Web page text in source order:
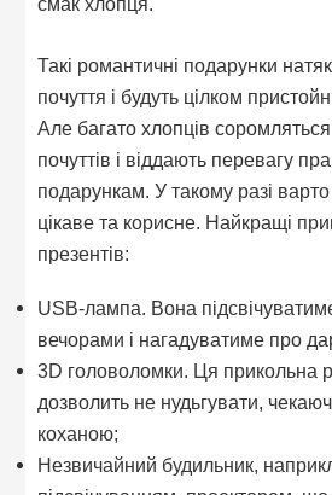
Такі романтичні подарунки
почуття і будуть цілком
Але багато хлопців соромляться
почуттів і віддають перевагу
подарункам. У такому разі
цікаве та корисне. Найкращі
презентів:
USB-лампа. Вона
вечорами і нагадуватиме про
3D головоломки. Ця прикольна
дозволить не нудьгувати,
коханою;
Незвичайний будильник,